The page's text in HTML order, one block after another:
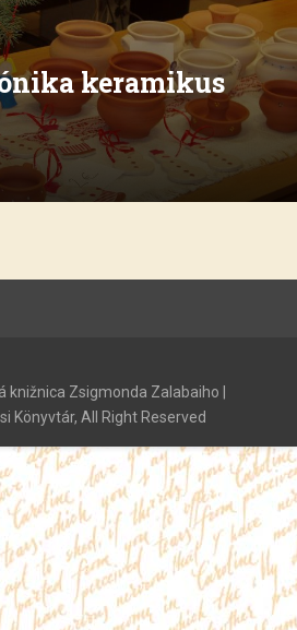
keramikus
Zsigmonda Zalabaiho |
Könyvtár, All Right Reserved